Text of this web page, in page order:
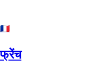
🇫🇷
फ्रेंच